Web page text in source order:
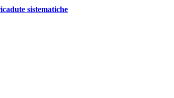
sistematiche